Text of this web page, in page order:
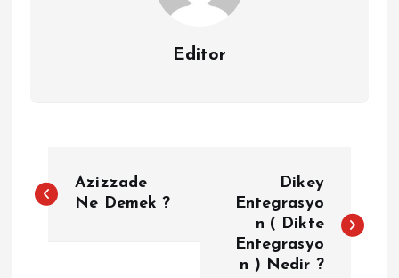
Editor
a
Azizzade
Ne Demek ?
Dikey
Entegrasyo
n ( Dikte
Entegrasyo
n ) Nedir ?